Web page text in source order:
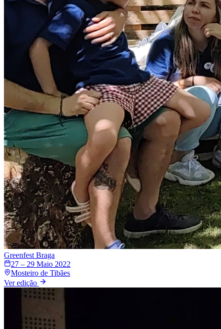
Greenfest Braga
27 – 29 Maio 2022
Mosteiro de Tibães
Ver edição